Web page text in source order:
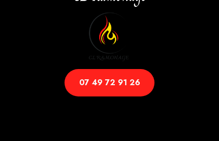
07 49 72 91 26